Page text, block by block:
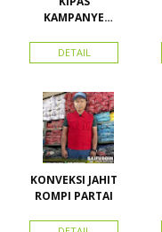
KAMPANYE
DETAIL
KONVEKSI JAHIT
ROMPI PARTAI